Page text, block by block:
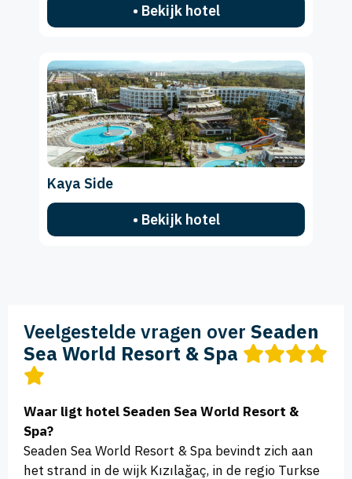
• Bekijk hotel
Kaya Side
• Bekijk hotel
Veelgestelde vragen over Seaden
Sea World Resort & Spa
Waar ligt hotel Seaden Sea World Resort &
Spa?
Seaden Sea World Resort & Spa bevindt zich aan
het strand in de wijk Kızılağaç, in de regio Turkse